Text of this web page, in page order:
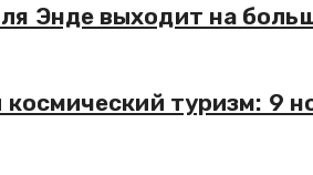
Энде выходит на
космический туризм: 9